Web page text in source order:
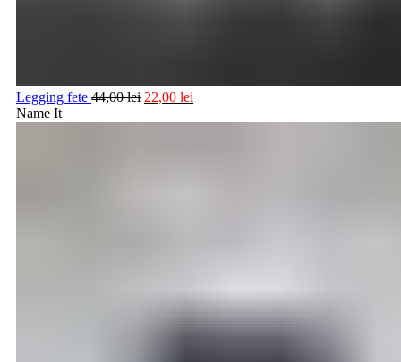
Legging fete 44,00lei 22,00 lei
Name It